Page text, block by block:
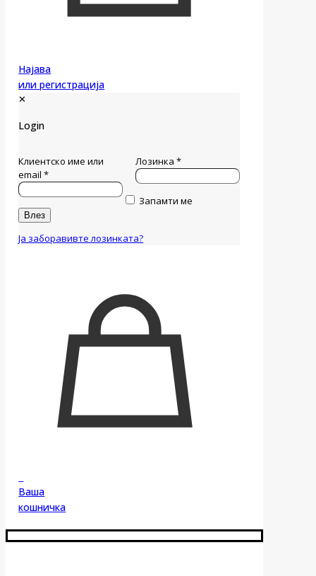
Најава
или регистрација
✕
Login
Клиентско име или
email*
Лозинка*
Запамти ме
Влез
Ја заборавивте лозинката?
Ваша
кошничка